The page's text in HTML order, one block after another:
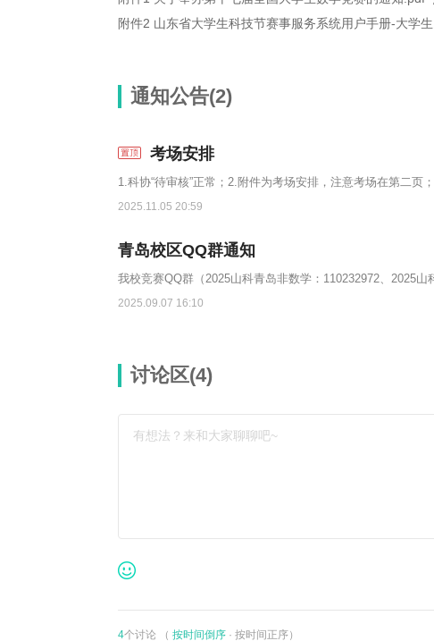
附件2 山东省大学生科技节赛事服务系统用户手册-大学
通知公告(2)
考场安排
2025.11.05 20:59
青岛校区QQ群通知
我校竞赛QQ群（2025山科青岛非数学：110232972、2025
2025.09.07 16:10
讨论区(4)
有想法？来和大家聊聊吧~
4个讨论 （ 按时间倒序 · 按时间正序）